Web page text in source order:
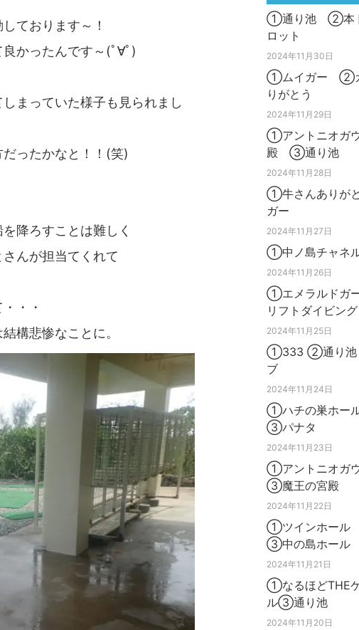
ております～！
かったんです～(ﾟ∀ﾟ)
まっていた様子も見られまし
ったかなと！！(笑)
降ろすことは難しく
んが担当てくれて
・・
構悲惨なことに。
①通り池 ②本
ロット
2024年11月30日
①ムイガー ②
りがとう
2024年11月29日
①アントニオガ
殿 ③通り池
2024年11月28日
①牛さんありが
ガー
2024年11月27日
①中ノ島チャネ
2024年11月26日
①エメラルドガ
リフトダイビング
2024年11月25日
①333 ②通り池
ブ
2024年11月24日
①ハチの巣ホー
③パナタ
2024年11月23日
①アントニオガ
③魔王の宮殿
2024年11月22日
①ツインホー
③中の島ホール
2024年11月21日
①なるほどTHE
ル③通り池
2024年11月20日